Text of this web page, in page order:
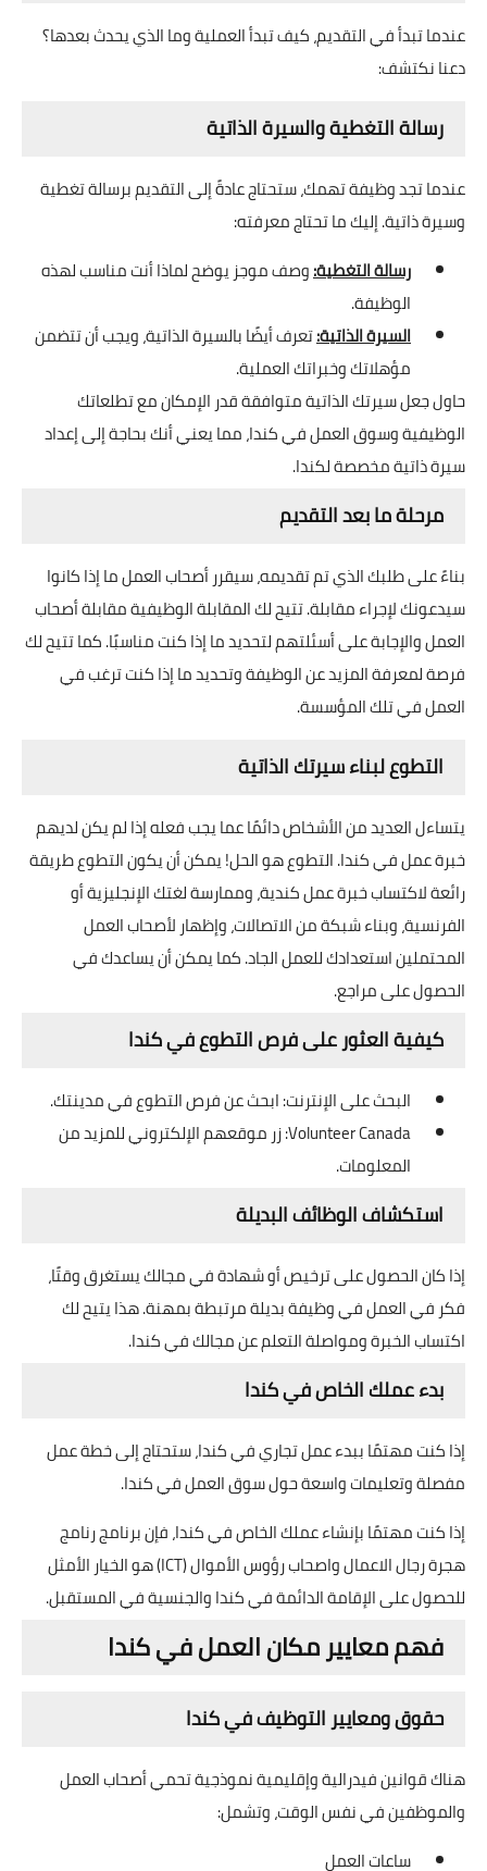
عندما تبدأ في التقديم، كيف تبدأ العملية وما الذي يحدث بعدها؟
دعنا نكتشف:
رسالة التغطية والسيرة الذاتية
عندما تجد وظيفة تهمك، ستحتاج عادةً إلى التقديم برسالة تغطية
وسيرة ذاتية. إليك ما تحتاج معرفته:
رسالة التغطية:وصف موجز يوضح لماذا أنت مناسب لهذه
الوظيفة.
السيرة الذاتية:تعرف أيضًا بالسيرة الذاتية، ويجب أن تتضمن
مؤهلاتك وخبراتك العملية.
حاول جعل سيرتك الذاتية متوافقة قدر الإمكان مع تطلعاتك
الوظيفية وسوق العمل في كندا، مما يعني أنك بحاجة إلى إعداد
سيرة ذاتية مخصصة لكندا.
مرحلة ما بعد التقديم
بناءً على طلبك الذي تم تقديمه، سيقرر أصحاب العمل ما إذا كانوا
سيدعونك لإجراء مقابلة. تتيح لك المقابلة الوظيفية مقابلة أصحاب
العمل والإجابة على أسئلتهم لتحديد ما إذا كنت مناسبًا. كما تتيح لك
فرصة لمعرفة المزيد عن الوظيفة وتحديد ما إذا كنت ترغب في
العمل في تلك المؤسسة.
التطوع لبناء سيرتك الذاتية
يتساءل العديد من الأشخاص دائمًا عما يجب فعله إذا لم يكن لديهم
خبرة عمل في كندا. التطوع هو الحل! يمكن أن يكون التطوع طريقة
رائعة لاكتساب خبرة عمل كندية، وممارسة لغتك الإنجليزية أو
الفرنسية، وبناء شبكة من الاتصالات، وإظهار لأصحاب العمل
المحتملين استعدادك للعمل الجاد. كما يمكن أن يساعدك في
الحصول على مراجع.
كيفية العثور على فرص التطوع في كندا
البحث على الإنترنت: ابحث عن فرص التطوع في مدينتك.
Volunteer Canada: زر موقعهم الإلكتروني للمزيد من
المعلومات.
استكشاف الوظائف البديلة
إذا كان الحصول على ترخيص أو شهادة في مجالك يستغرق وقتًا،
فكر في العمل في وظيفة بديلة مرتبطة بمهنة. هذا يتيح لك
اكتساب الخبرة ومواصلة التعلم عن مجالك في كندا.
بدء عملك الخاص في كندا
إذا كنت مهتمًا ببدء عمل تجاري في كندا، ستحتاج إلى خطة عمل
مفصلة وتعليمات واسعة حول سوق العمل في كندا.
إذا كنت مهتمًا بإنشاء عملك الخاص في كندا، فإن برنامج رنامج
هجرة رجال الاعمال واصحاب رؤوس الأموال (ICT) هو الخيار الأمثل
للحصول على الإقامة الدائمة في كندا والجنسية في المستقبل.
فهم معايير مكان العمل في كندا
حقوق ومعايير التوظيف في كندا
هناك قوانين فيدرالية وإقليمية نموذجية تحمي أصحاب العمل
والموظفين في نفس الوقت، وتشمل:
ساعات العمل